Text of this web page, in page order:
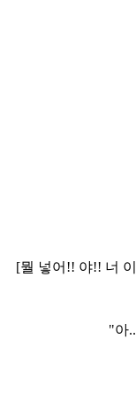
[뭘 넣어!! 야!! 너
"아